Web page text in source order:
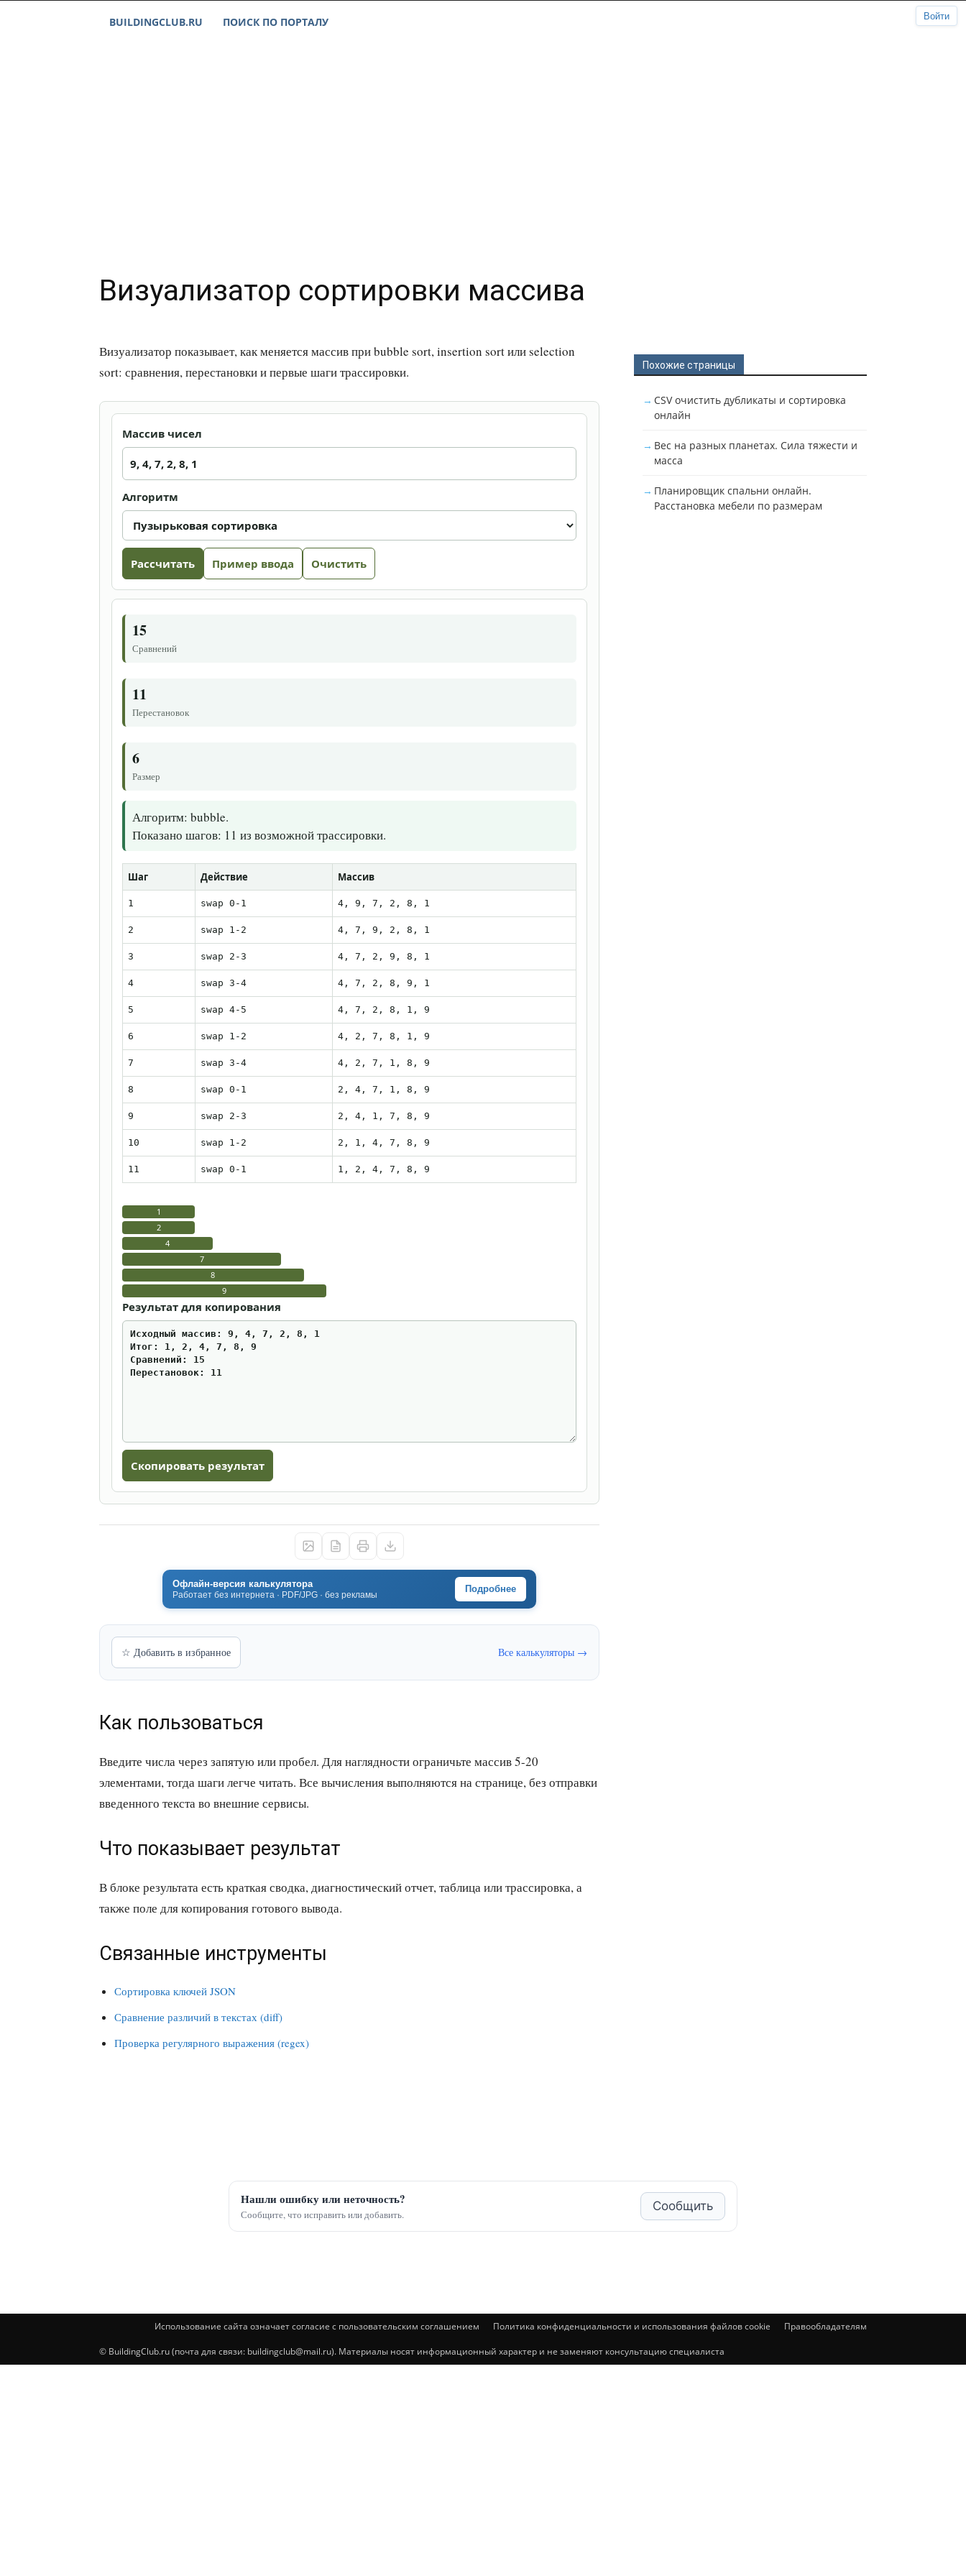
BUILDINGCLUB.RU ПОИСК ПО ПОРТАЛУ
Визуализатор сортировки массива
Визуализатор показывает, как меняется массив при bubble sort, insertion sort или selection
sort: сравнения, перестановки и первые шаги трассировки.
Массив чисел
Алгоритм
Рассчитать Пример ввода Очистить
15
Сравнений
11
Перестановок
6
Размер
Алгоритм: bubble.
Показано шагов: 11 из возможной трассировки.
Шаг Действие Массив
1 swap 0-1 4, 9, 7, 2, 8, 1
2 swap 1-2 4, 7, 9, 2, 8, 1
3 swap 2-3 4, 7, 2, 9, 8, 1
4 swap 3-4 4, 7, 2, 8, 9, 1
5 swap 4-5 4, 7, 2, 8, 1, 9
6 swap 1-2 4, 2, 7, 8, 1, 9
7 swap 3-4 4, 2, 7, 1, 8, 9
8 swap 0-1 2, 4, 7, 1, 8, 9
9 swap 2-3 2, 4, 1, 7, 8, 9
10 swap 1-2 2, 1, 4, 7, 8, 9
11 swap 0-1 1, 2, 4, 7, 8, 9
1
2
4
7
8
9
Результат для копирования
Скопировать результат
Офлайн-версия калькулятора
Работает без интернета · PDF/JPG · без рекламы
Подробнее
☆ Добавить в избранное Все калькуляторы →
Как пользоваться
Введите числа через запятую или пробел. Для наглядности ограничьте массив 5-20
элементами, тогда шаги легче читать. Все вычисления выполняются на странице, без отправки
введенного текста во внешние сервисы.
Что показывает результат
В блоке результата есть краткая сводка, диагностический отчет, таблица или трассировка, а
также поле для копирования готового вывода.
Связанные инструменты
Сортировка ключей JSON
Сравнение различий в текстах (diff)
Проверка регулярного выражения (regex)
Похожие страницы
CSV очистить дубликаты и сортировка
онлайн
Вес на разных планетах. Сила тяжести и
масса
Планировщик спальни онлайн.
Расстановка мебели по размерам
Нашли ошибку или неточность?
Сообщите, что исправить или добавить.
Сообщить
Использование сайта означает согласие с пользовательским соглашением Политика конфиденциальности и использования файлов cookie Правообладателям
© BuildingClub.ru (почта для связи: buildingclub@mail.ru). Материалы носят информационный характер и не заменяют консультацию специалиста
Войти